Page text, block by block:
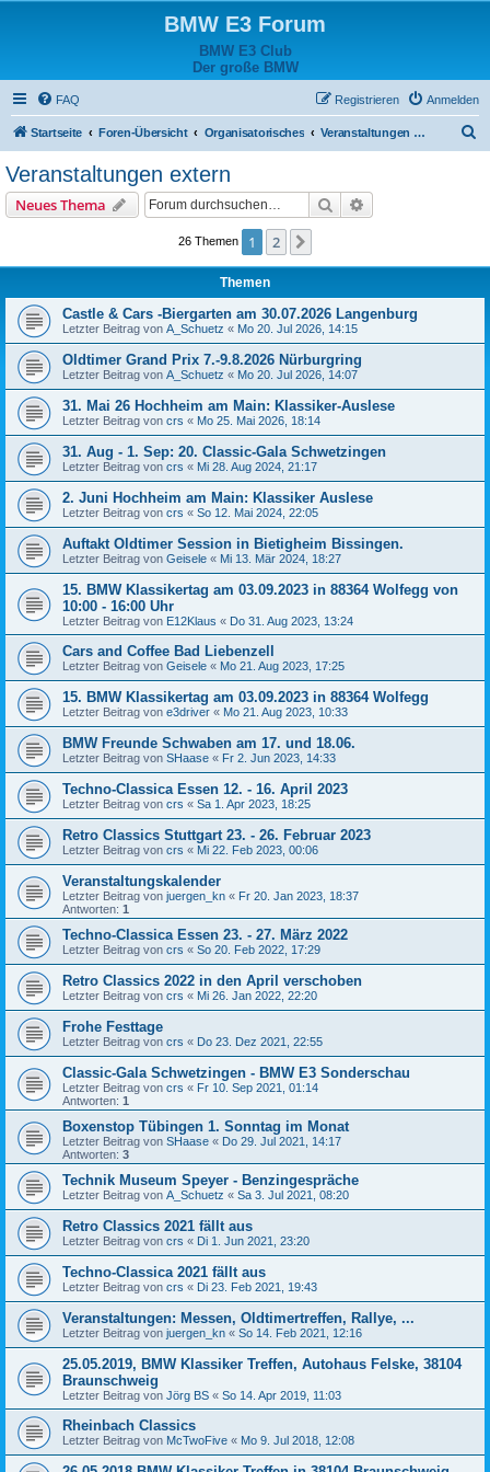
BMW E3 Forum
BMW E3 Club
Der große BMW
FAQ Anmelden
Registrieren
Startseite Foren-Übersicht Organisatorisches Veranstaltungen extern
Veranstaltungen extern
Neues Thema Suche
26 Themen 1 2
Themen
Castle & Cars -Biergarten am 30.07.2026 Langenburg
Letzter Beitrag von A_Schuetz « Mo 20. Jul 2026, 14:15
Oldtimer Grand Prix 7.-9.8.2026 Nürburgring
Letzter Beitrag von A_Schuetz « Mo 20. Jul 2026, 14:07
31. Mai 26 Hochheim am Main: Klassiker-Auslese
Letzter Beitrag von crs « Mo 25. Mai 2026, 18:14
31. Aug - 1. Sep: 20. Classic-Gala Schwetzingen
Letzter Beitrag von crs « Mi 28. Aug 2024, 21:17
2. Juni Hochheim am Main: Klassiker Auslese
Letzter Beitrag von crs « So 12. Mai 2024, 22:05
Auftakt Oldtimer Session in Bietigheim Bissingen.
Letzter Beitrag von Geisele « Mi 13. Mär 2024, 18:27
15. BMW Klassikertag am 03.09.2023 in 88364 Wolfegg von
10:00 - 16:00 Uhr
Letzter Beitrag von E12Klaus « Do 31. Aug 2023, 13:24
Cars and Coffee Bad Liebenzell
Letzter Beitrag von Geisele « Mo 21. Aug 2023, 17:25
15. BMW Klassikertag am 03.09.2023 in 88364 Wolfegg
Letzter Beitrag von e3driver « Mo 21. Aug 2023, 10:33
BMW Freunde Schwaben am 17. und 18.06.
Letzter Beitrag von SHaase « Fr 2. Jun 2023, 14:33
Techno-Classica Essen 12. - 16. April 2023
Letzter Beitrag von crs « Sa 1. Apr 2023, 18:25
Retro Classics Stuttgart 23. - 26. Februar 2023
Letzter Beitrag von crs « Mi 22. Feb 2023, 00:06
Veranstaltungskalender
Letzter Beitrag von juergen_kn « Fr 20. Jan 2023, 18:37
Antworten: 1
Techno-Classica Essen 23. - 27. März 2022
Letzter Beitrag von crs « So 20. Feb 2022, 17:29
Retro Classics 2022 in den April verschoben
Letzter Beitrag von crs « Mi 26. Jan 2022, 22:20
Frohe Festtage
Letzter Beitrag von crs « Do 23. Dez 2021, 22:55
Classic-Gala Schwetzingen - BMW E3 Sonderschau
Letzter Beitrag von crs « Fr 10. Sep 2021, 01:14
Antworten: 1
Boxenstop Tübingen 1. Sonntag im Monat
Letzter Beitrag von SHaase « Do 29. Jul 2021, 14:17
Antworten: 3
Technik Museum Speyer - Benzingespräche
Letzter Beitrag von A_Schuetz « Sa 3. Jul 2021, 08:20
Retro Classics 2021 fällt aus
Letzter Beitrag von crs « Di 1. Jun 2021, 23:20
Techno-Classica 2021 fällt aus
Letzter Beitrag von crs « Di 23. Feb 2021, 19:43
Veranstaltungen: Messen, Oldtimertreffen, Rallye, ...
Letzter Beitrag von juergen_kn « So 14. Feb 2021, 12:16
25.05.2019, BMW Klassiker Treffen, Autohaus Felske, 38104
Braunschweig
Letzter Beitrag von Jörg BS « So 14. Apr 2019, 11:03
Rheinbach Classics
Letzter Beitrag von McTwoFive « Mo 9. Jul 2018, 12:08